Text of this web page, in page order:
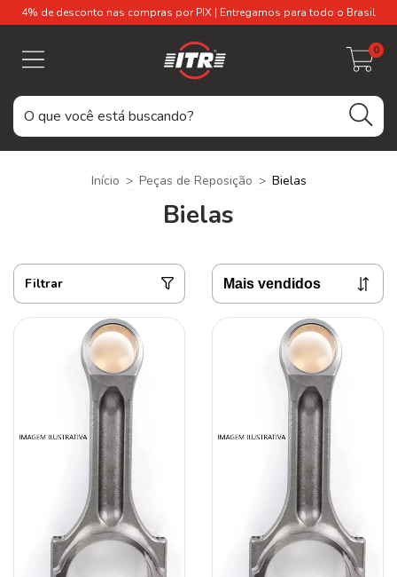
4% de desconto nas compras por PIX | Entregamos para todo o Brasil
0
Início > Peças de Reposição > Bielas
Bielas
Filtrar